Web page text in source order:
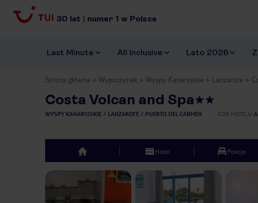
30 lat | numer 1 w Polsce
Last Minute All Inclusive Lato 2026
Strona główna Wypoczynek Wyspy Kanaryjskie Lanzarote
Costa Volcan and Spa
WYSPY KANARYJSKIE LANZAROTE PUERTO DEL CARMEN KOD HOTELU
top Hotel Pokoje